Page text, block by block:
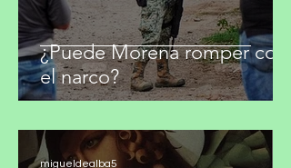
¿Puede Morena romper con
el narco?